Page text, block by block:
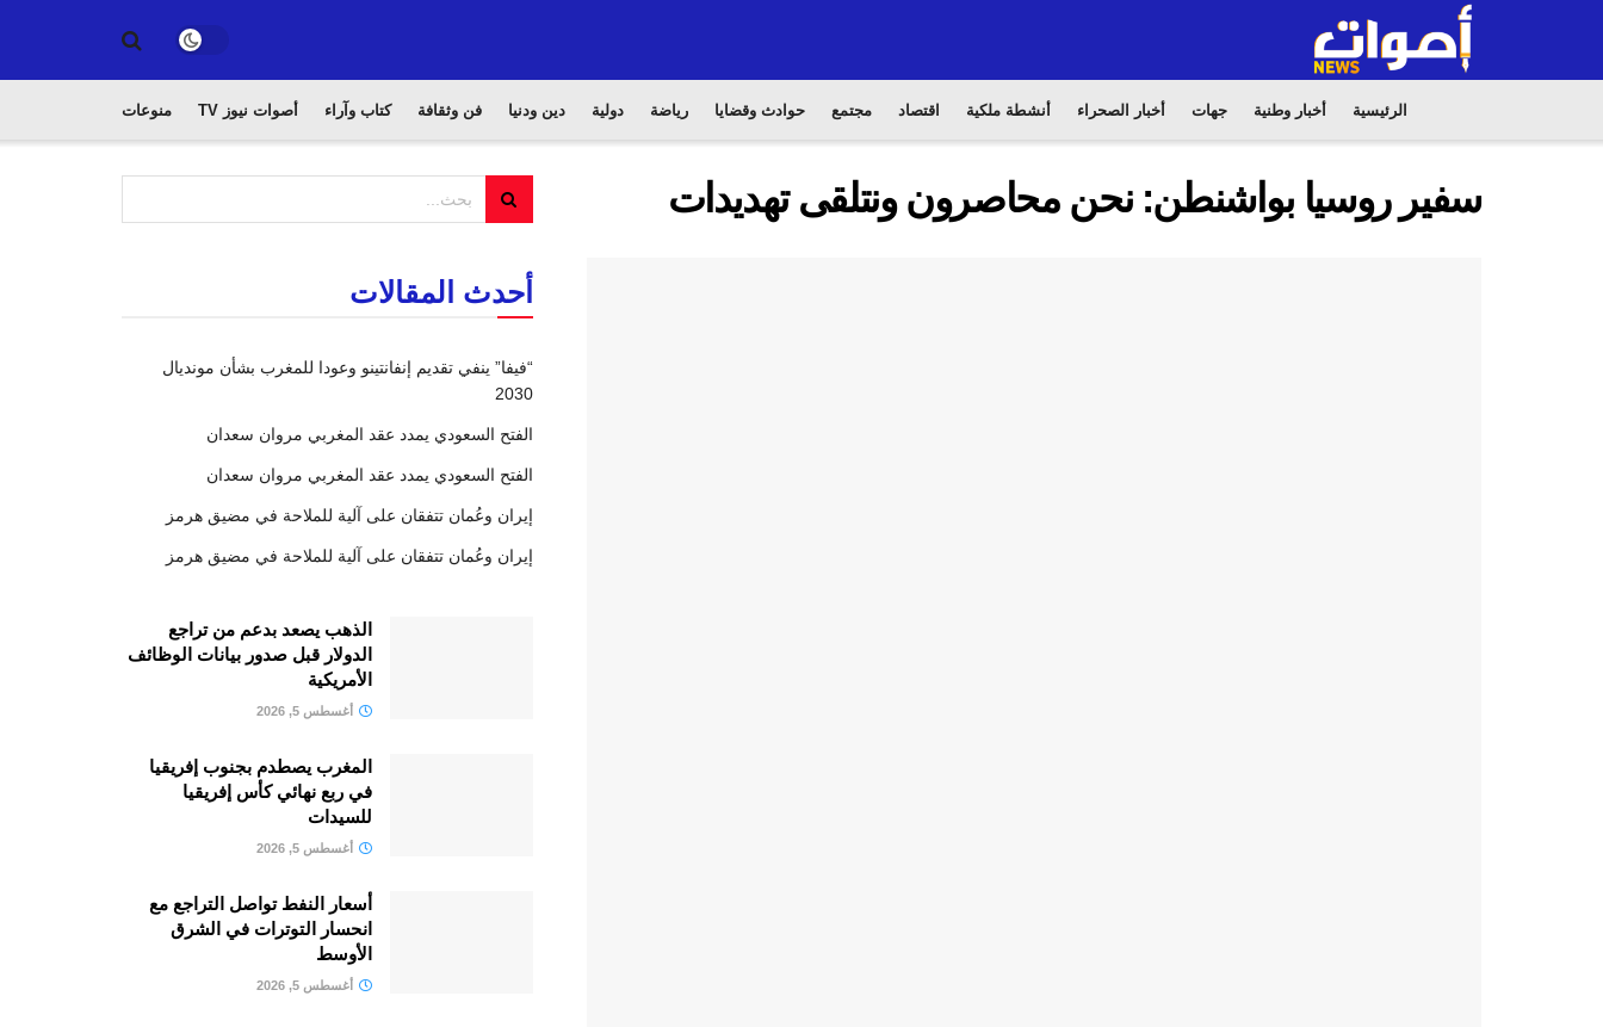
الرئيسية أخبار وطنية جهات أخبار الصحراء أنشطة ملكية اقتصاد مجتمع حوادث وقضايا رياضة دولية دين ودنيا فن وثقافة كتاب وآراء أصوات نيوز TV منوعات
سفير روسيا بواشنطن: نحن محاصرون ونتلقى تهديدات
أحدث المقالات
“فيفا” ينفي تقديم إنفانتينو وعودا للمغرب بشأن مونديال
2030
الفتح السعودي يمدد عقد المغربي مروان سعدان
الفتح السعودي يمدد عقد المغربي مروان سعدان
إيران وعُمان تتفقان على آلية للملاحة في مضيق هرمز
إيران وعُمان تتفقان على آلية للملاحة في مضيق هرمز
الذهب يصعد بدعم من تراجع
الدولار قبل صدور بيانات الوظائف
الأمريكية
أغسطس 5, 2026
المغرب يصطدم بجنوب إفريقيا
في ربع نهائي كأس إفريقيا
للسيدات
أغسطس 5, 2026
أسعار النفط تواصل التراجع مع
انحسار التوترات في الشرق
الأوسط
أغسطس 5, 2026